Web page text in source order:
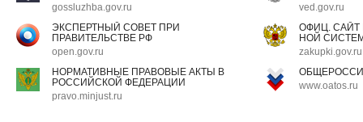
gossluzhba.gov.ru
ved.gov.ru
ЭКСПЕРТНЫЙ СОВЕТ ПРИ
ПРАВИТЕЛЬСТВЕ РФ
open.gov.ru
ОФИЦ.
НОЙ
zakupki.gov.ru
НОРМАТИВНЫЕ ПРАВОВЫЕ АКТЫ В
РОССИЙСКОЙ ФЕДЕРАЦИИ
pravo.minjust.ru
www.oatos.ru